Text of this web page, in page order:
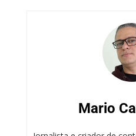
Mario